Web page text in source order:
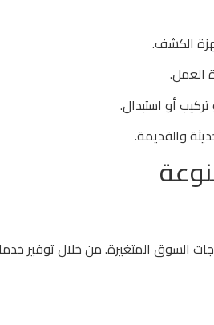
الكشف.
العمل.
أو استبدال.
والقديمة.
السوق المتغيرة. من خلال